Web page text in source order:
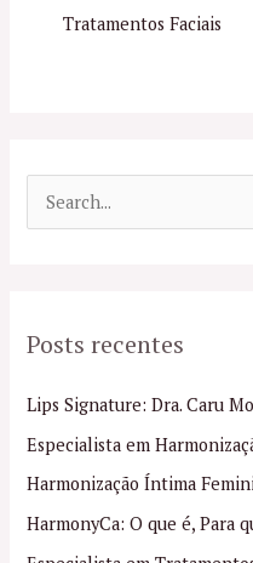
Tratamentos Faciais
u
s
a
r
p
Posts recentes
Lips Signature: Dra. Caru
Especialista em
Harmonização Íntima
HarmonyCa: O que é, Para